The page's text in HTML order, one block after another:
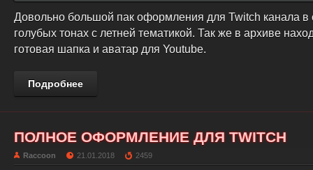
Довольно большой пак оформления для Twitch канала в
голубых тонах с летней тематикой. Так же в архиве
готовая шапка и аватар для Youtube.
Подробнее
ПОЛНОЕ ОФОРМЛЕНИЕ ДЛЯ TWITCH
Raccoon 21.01.2018 2459